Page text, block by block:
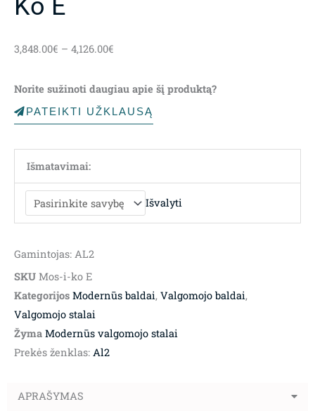
Ko E
3,848.00€ – 4,126.00€
through
4,126.00€
Norite sužinoti daugiau apie šį produktą?
PATEIKTI UŽKLAUSĄ
Išmatavimai:
Išvalyti
Gamintojas: AL2
SKU Mos-i-ko E
Kategorijos Modernūs baldai, Valgomojo baldai,
Valgomojo stalai
Žyma Modernūs valgomojo stalai
Prekės ženklas: Al2
APRAŠYMAS